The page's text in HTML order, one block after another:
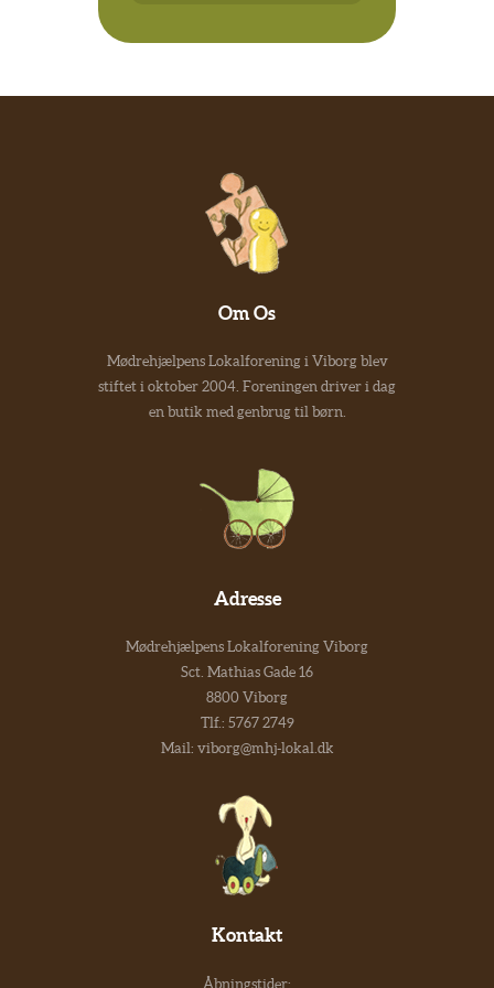
Om Os
Mødrehjælpens Lokalforening i Viborg blev
stiftet i oktober 2004. Foreningen driver i dag
en butik med genbrug til børn.
Adresse
Mødrehjælpens Lokalforening Viborg
Sct. Mathias Gade 16
8800 Viborg
Tlf.: 5767 2749
Mail: viborg@mhj-lokal.dk
Kontakt
Åbningstider: